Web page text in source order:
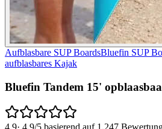
Aufblasbare SUP BoardsBluefin SUP
aufblasbares Kajak
Bluefin Tandem 15'